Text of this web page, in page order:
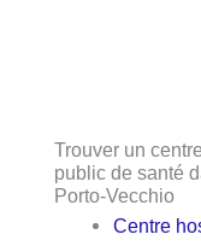
Trouver un
public de santé
Porto-Vecchio
Centre